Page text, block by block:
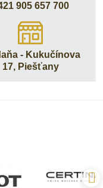
905 657 700
- Kukučínova
17, Piešťany